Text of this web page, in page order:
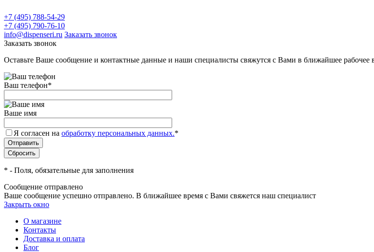
+7 (495) 788-54-29
+7 (495) 790-76-10
info@dispenseri.ru Заказать звонок
Заказать звонок
Оставьте Ваше сообщение и контактные данные и наши специалисты свяжутся с Вами в ближайшее рабочее
Ваш телефон*
Ваше имя
Я согласен на обработку персональных данных.*
* - Поля, обязательные для заполнения
Сообщение отправлено
Ваше сообщение успешно отправлено. В ближайшее время с Вами свяжется наш специалист
Закрыть окно
О магазине
Контакты
Доставка и оплата
Блог